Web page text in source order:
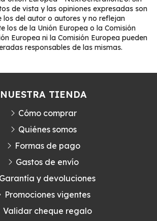
de vista y las opiniones expresadas son
los del autor o autores y no reflejan
los de la Unión Europea o la Comisión
Europea ni la Comisión Europea pueden
responsables de las mismas.
NUESTRA TIENDA
Cómo comprar
Quiénes somos
Formas de pago
Gastos de envío
Garantía y devoluciones
Promociones vigentes
Validar cheque regalo